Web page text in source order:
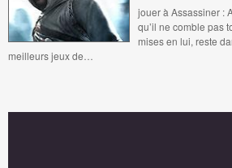
jouer à Assassiner :
qu’il ne comble pas
mises en lui, reste
meilleurs jeux de…